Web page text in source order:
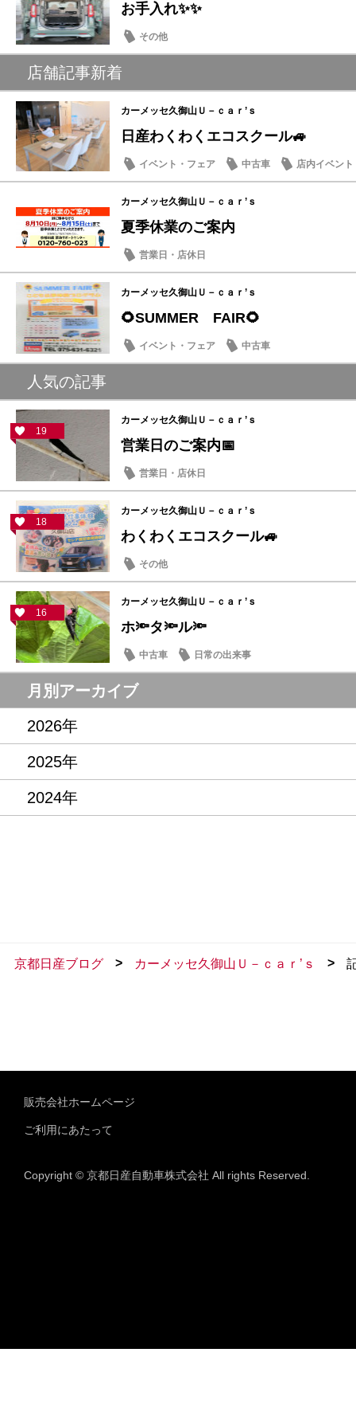
お手入れ✨✨
その他
店舗記事新着
カーメッセ久御山Ｕ－ｃａｒ’ｓ
日産わくわくエコスクール🚙
イベント・フェア 中古車 店内イベント
カーメッセ久御山Ｕ－ｃａｒ’ｓ
夏季休業のご案内
営業日・店休日
カーメッセ久御山Ｕ－ｃａｒ’ｓ
🌻SUMMER FAIR🌻
イベント・フェア 中古車
人気の記事
19
カーメッセ久御山Ｕ－ｃａｒ’ｓ
営業日のご案内📅
営業日・店休日
18
カーメッセ久御山Ｕ－ｃａｒ’ｓ
わくわくエコスクール🚙
その他
16
カーメッセ久御山Ｕ－ｃａｒ’ｓ
ホ🔦タ🔦ル🔦
中古車 日常の出来事
月別アーカイブ
2026年
2025年
2024年
京都日産ブログ > カーメッセ久御山Ｕ－ｃａｒ’ｓ >
販売会社ホームページ
ご利用にあたって
Copyright © 京都日産自動車株式会社 All rights Reserved.